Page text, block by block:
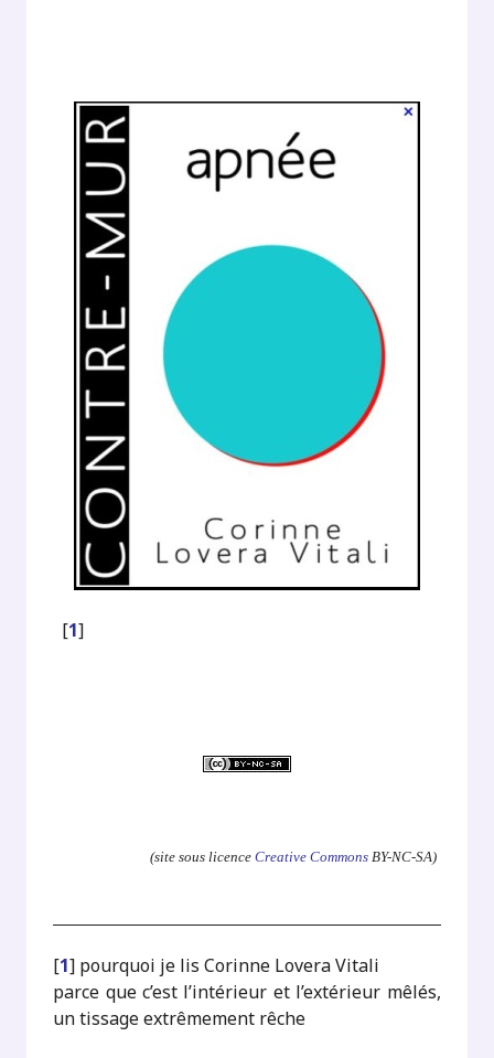
[1]
(site sous licence Creative CommonsBY-NC-SA)
[1] pourquoi je lis Corinne Lovera Vitali
parce que c’est l’intérieur et l’extérieur mêlés,
un tissage extrêmement rêche